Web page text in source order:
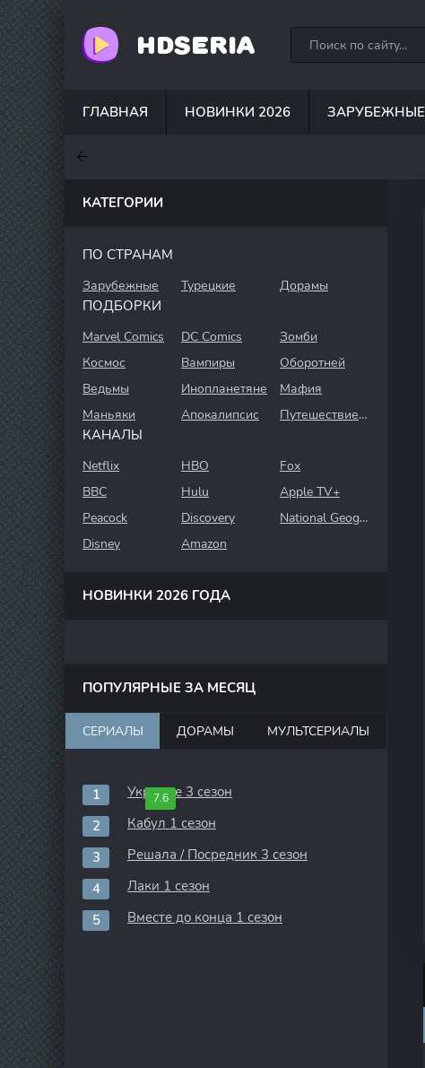
HDSERIA
ГЛАВНАЯ НОВИНКИ 2026 ЗАРУБЕЖНЫЕ
КАТЕГОРИИ
ПО СТРАНАМ
Зарубежные Турецкие Дорамы
ПОДБОРКИ
Marvel Comics DC Comics
Зомби
Космос
Вампиры
Оборотней
Ведьмы
Инопланетяне
Мафия
Маньяки
Апокалипсис Путешествие во времени
КАНАЛЫ
Netflix HBO
Fox
BBC
Hulu
Apple TV+
Peacock
Discovery
National Geographic
Disney
Amazon
НОВИНКИ 2026 ГОДА
ПОПУЛЯРНЫЕ ЗА МЕСЯЦ
СЕРИАЛЫ ДОРАМЫ МУЛЬТСЕРИАЛЫ
7.6
Укрытие 3 сезон
Кабул 1 сезон
Решала / Посредник 3 сезон
Лаки 1 сезон
Вместе до конца 1 сезон